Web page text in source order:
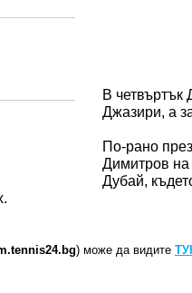
В
Джазири, а
По-рано
Димитров на
Дубай,
) може да видите